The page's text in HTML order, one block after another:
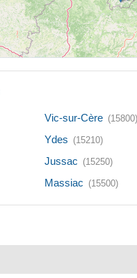
Vic-sur-Cère (15800)
Ydes (15210)
Jussac (15250)
Massiac (15500)